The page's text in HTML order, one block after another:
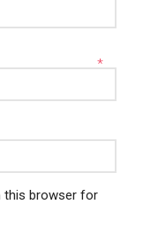
*
this browser for